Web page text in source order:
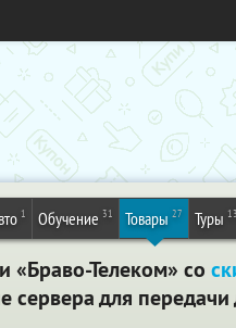
1 Обучение 31 Товары 27 Туры 13
«Браво-Телеком» со
сервера для